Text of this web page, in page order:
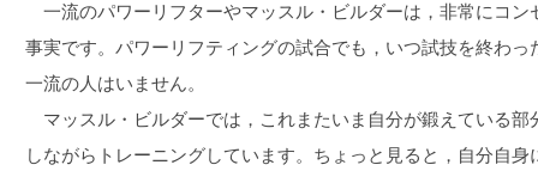
一流のパワーリフターやマッスル・ビルダーは，非常にコン
事実です。パワーリフティングの試合でも，いつ試技を終わ
一流の人はいません。
マッスル・ビルダーでは，これまたいま自分が鍛えている部
しながらトレーニングしています。ちょっと見ると，自分自